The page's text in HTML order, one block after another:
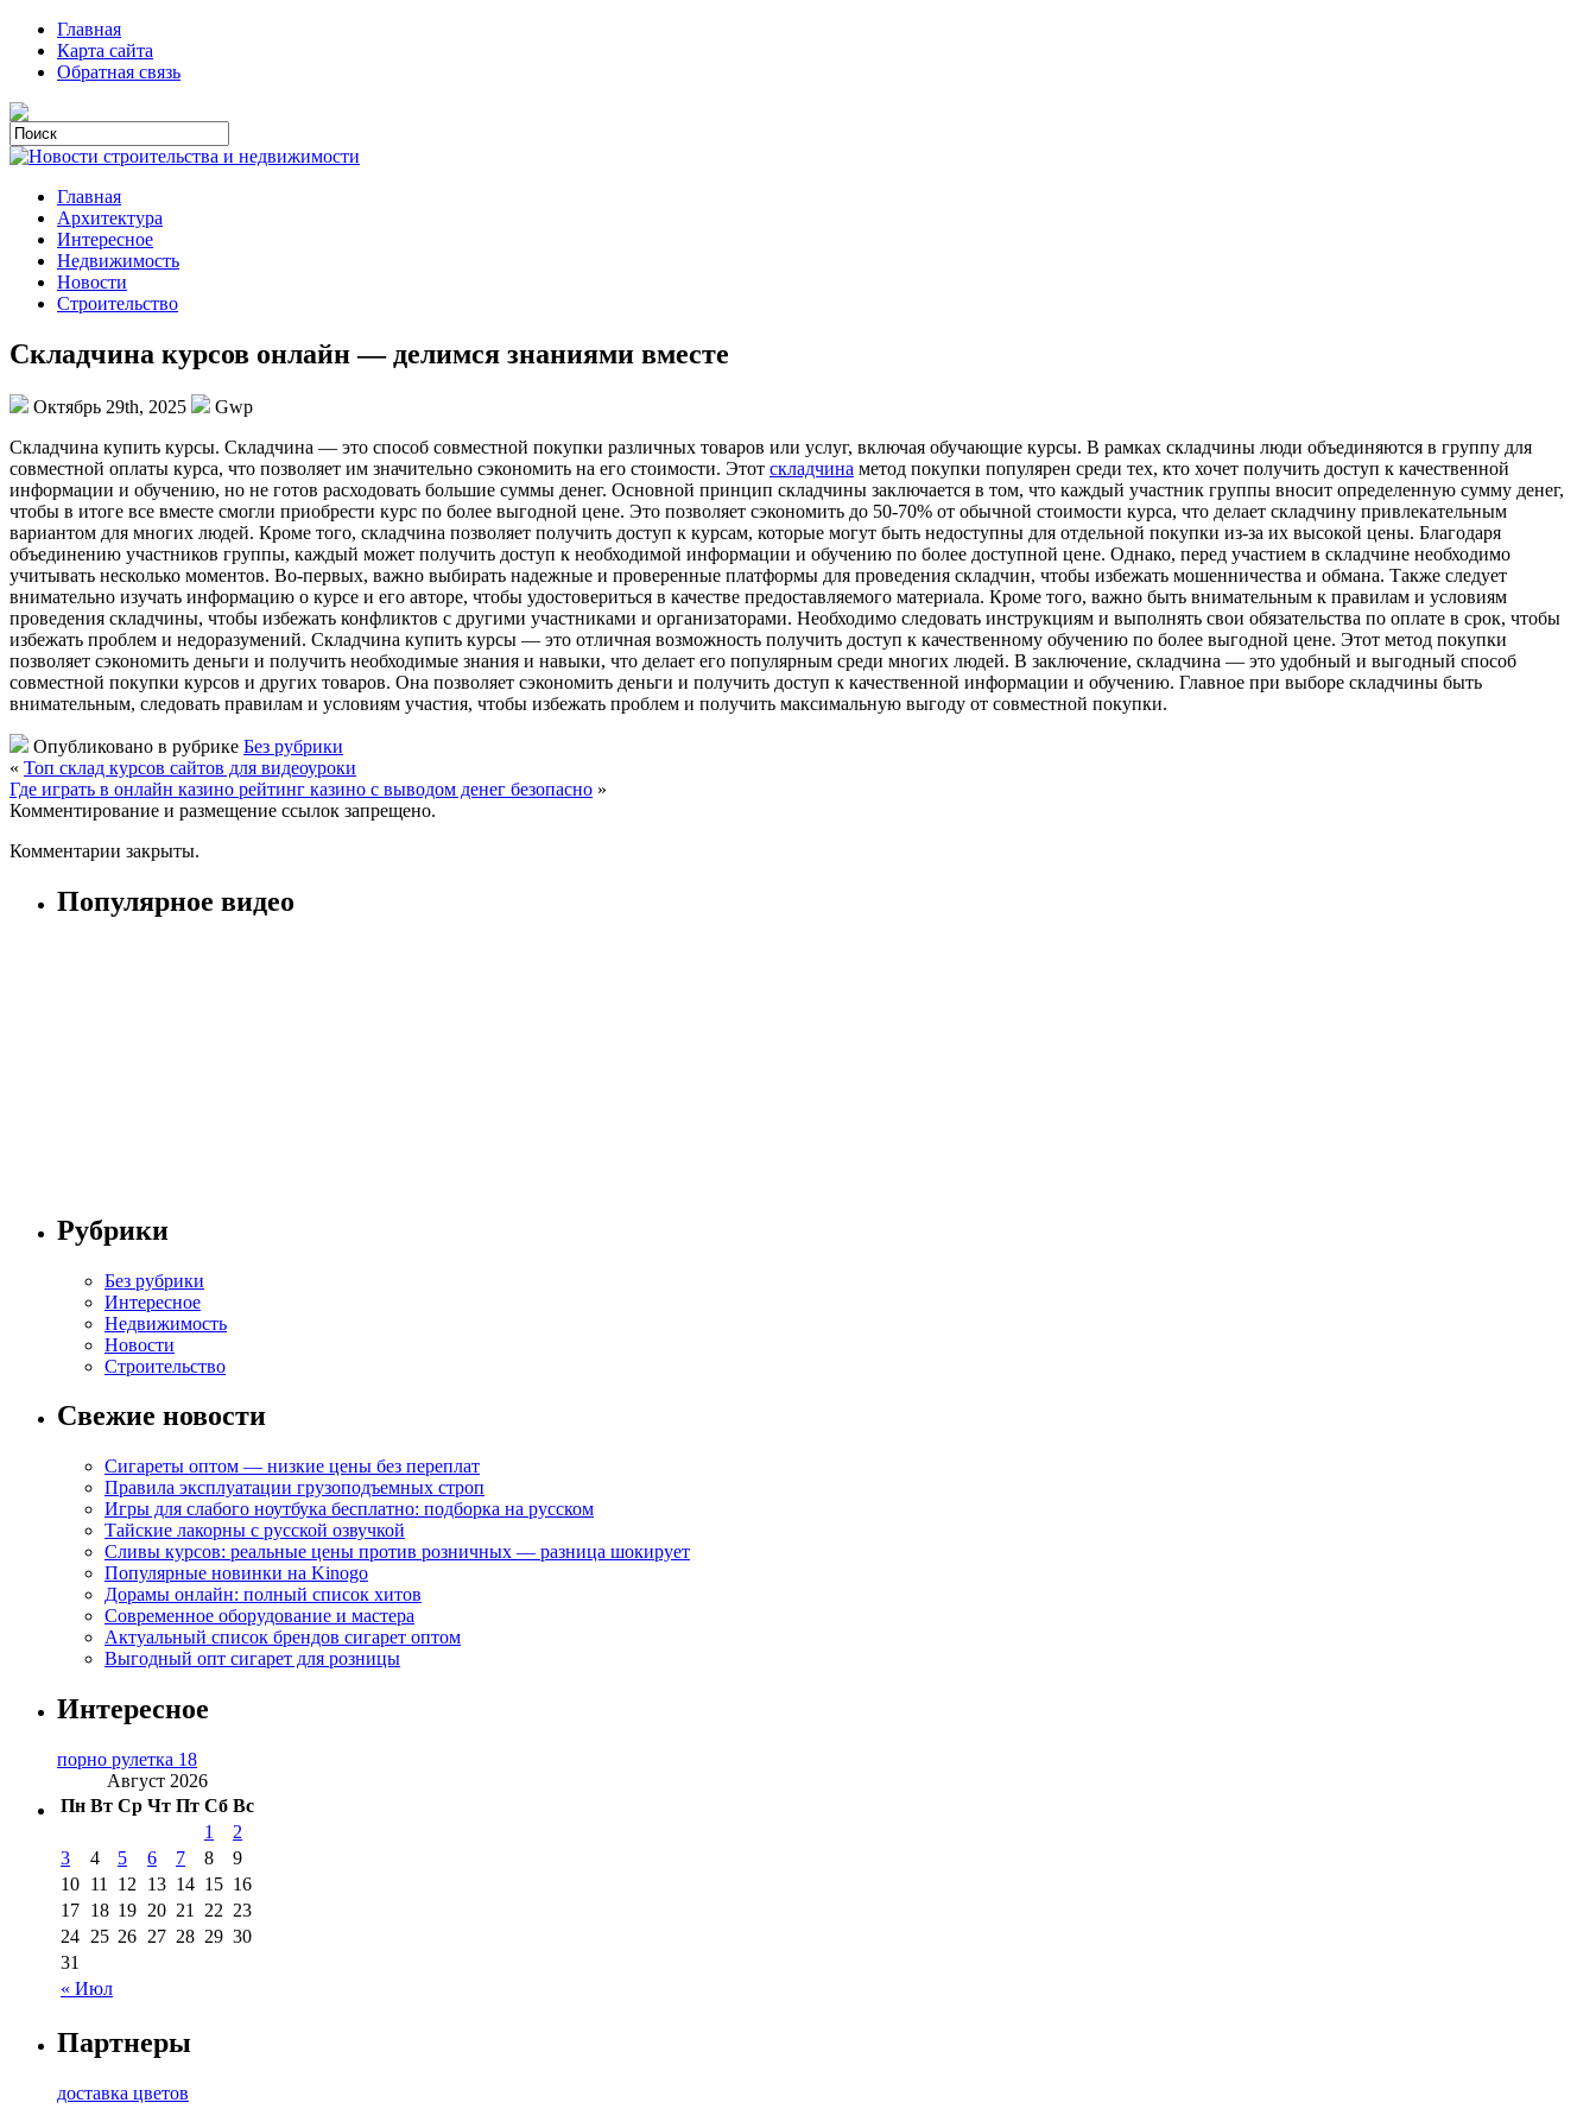
Главная
Карта сайта
Обратная связь
Главная
Архитектура
Интересное
Недвижимость
Новости
Строительство
Складчина курсов онлайн — делимся знаниями вместе
Октябрь 29th, 2025
Gwp
Склaдчинa купить курсы. Склaдчинa — этo способ совместной покупки различных товаров или услуг, включая обучающие курсы. В рамках складчины люди объединяются в группу для
совместной оплаты курса, что позволяет им значительно сэкономить на его стоимости. Этот складчина метод покупки популярен среди тех, кто хочет получить доступ к качественной
информации и обучению, но не готов расходовать большие суммы денег. Основной принцип складчины заключается в том, что каждый участник группы вносит определенную сумму денег,
чтобы в итоге все вместе смогли приобрести курс по более выгодной цене. Это позволяет сэкономить до 50-70% от обычной стоимости курса, что делает складчину привлекательным
вариантом для многих людей. Кроме того, складчина позволяет получить доступ к курсам, которые могут быть недоступны для отдельной покупки из-за их высокой цены. Благодаря
объединению участников группы, каждый может получить доступ к необходимой информации и обучению по более доступной цене. Однако, перед участием в складчине необходимо
учитывать несколько моментов. Во-первых, важно выбирать надежные и проверенные платформы для проведения складчин, чтобы избежать мошенничества и обмана. Также следует
внимательно изучать информацию о курсе и его авторе, чтобы удостовериться в качестве предоставляемого материала. Кроме того, важно быть внимательным к правилам и условиям
проведения складчины, чтобы избежать конфликтов с другими участниками и организаторами. Необходимо следовать инструкциям и выполнять свои обязательства по оплате в срок, чтобы
избежать проблем и недоразумений. Складчина купить курсы — это отличная возможность получить доступ к качественному обучению по более выгодной цене. Этот метод покупки
позволяет сэкономить деньги и получить необходимые знания и навыки, что делает его популярным среди многих людей. В заключение, складчина — это удобный и выгодный способ
совместной покупки курсов и других товаров. Она позволяет сэкономить деньги и получить доступ к качественной информации и обучению. Главное при выборе складчины быть
внимательным, следовать правилам и условиям участия, чтобы избежать проблем и получить максимальную выгоду от совместной покупки.
Опубликовано в рубрике Без рубрики
« Топ склад курсов сайтов для видеоуроки
Где играть в онлайн казино рейтинг казино с выводом денег безопасно »
Комментирование и размещение ссылок запрещено.
Комментарии закрыты.
Популярное видео
Рубрики
Без рубрики
Интересное
Недвижимость
Новости
Строительство
Свежие новости
Сигареты оптом — низкие цены без переплат
Правила эксплуатации грузоподъемных строп
Игры для слабого ноутбука бесплатно: подборка на русском
Тайские лакорны с русской озвучкой
Сливы курсов: реальные цены против розничных — разница шокирует
Популярные новинки на Kinogo
Дорамы онлайн: полный список хитов
Современное оборудование и мастера
Актуальный список брендов сигарет оптом
Выгодный опт сигарет для розницы
Интересное
порно рулетка 18
Август 2026
Пн Вт Ср Чт Пт Сб Вс
« Июл
1
2
3
4 5 6 7 8
9
10 11 12 13 14 15 16
17 18 19 20 21 22 23
24 25 26 27 28 29 30
31
Партнеры
доставка цветов